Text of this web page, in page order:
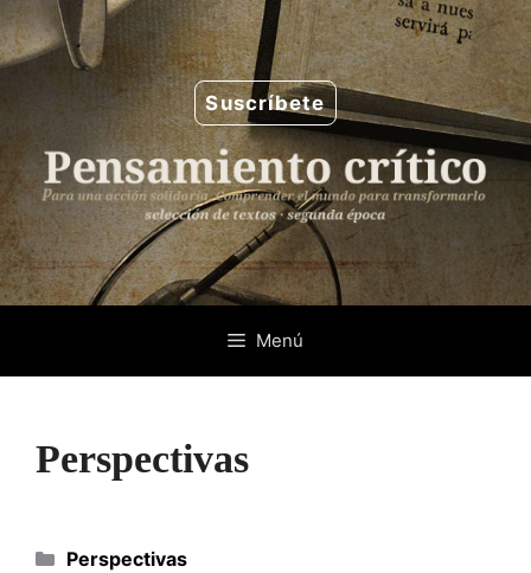
Saltar
al
contenido
Suscríbete
Menú
Perspectivas
Categorías
Perspectivas